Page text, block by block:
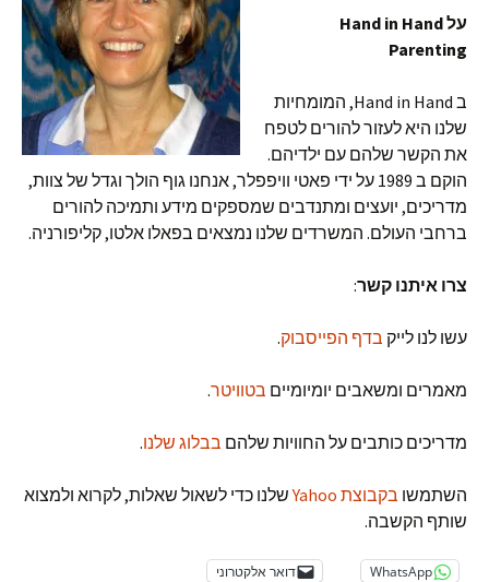
על Hand in Hand
Parenting
ב Hand in Hand, המומחיות
שלנו היא לעזור להורים לטפח
את הקשר שלהם עם ילדיהם.
הוקם ב 1989 על ידי פאטי וויפפלר, אנחנו גוף הולך וגדל של צוות,
מדריכים, יועצים ומתנדבים שמספקים מידע ותמיכה להורים
ברחבי העולם. המשרדים שלנו נמצאים בפאלו אלטו, קליפורניה.
צרו איתנו קשר:
עשו לנו לייק בדף הפייסבוק.
מאמרים ומשאבים יומיומיים בטוויטר.
מדריכים כותבים על החוויות שלהם בבלוג שלנו.
השתמשו בקבוצת Yahoo
שלנו כדי לשאול שאלות, לקרוא ולמצוא
שותף הקשבה.
WhatsApp דואר אלקטרוני